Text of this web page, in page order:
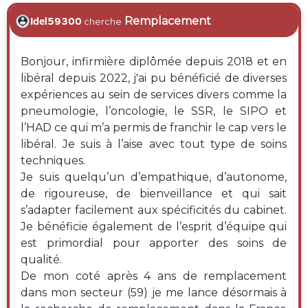
Idel59300 cherche Remplacement
Bonjour, infirmière diplômée depuis 2018 et en
libéral depuis 2022, j'ai pu bénéficié de diverses
expériences au sein de services divers comme la
pneumologie, l’oncologie, le SSR, le SIPO et
l’HAD ce qui m’a permis de franchir le cap vers le
libéral. Je suis à l’aise avec tout type de soins
techniques.
Je suis quelqu’un d’empathique, d’autonome,
de rigoureuse, de bienveillance et qui sait
s’adapter facilement aux spécificités du cabinet.
Je bénéficie également de l’esprit d’équipe qui
est primordial pour apporter des soins de
qualité.
De mon coté après 4 ans de remplacement
dans mon secteur (59) je me lance désormais à